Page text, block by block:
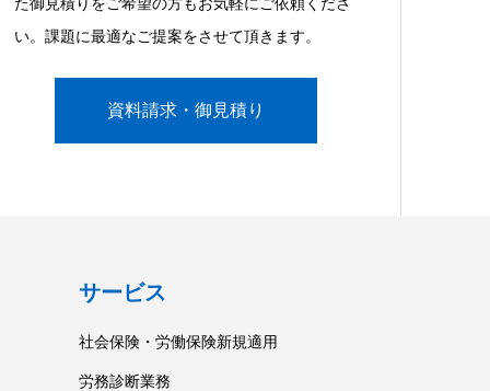
い。課題に最適なご提案をさせて頂きます。
資料請求・御見積り
サービス
社会保険・労働保険新規適用
労務診断業務